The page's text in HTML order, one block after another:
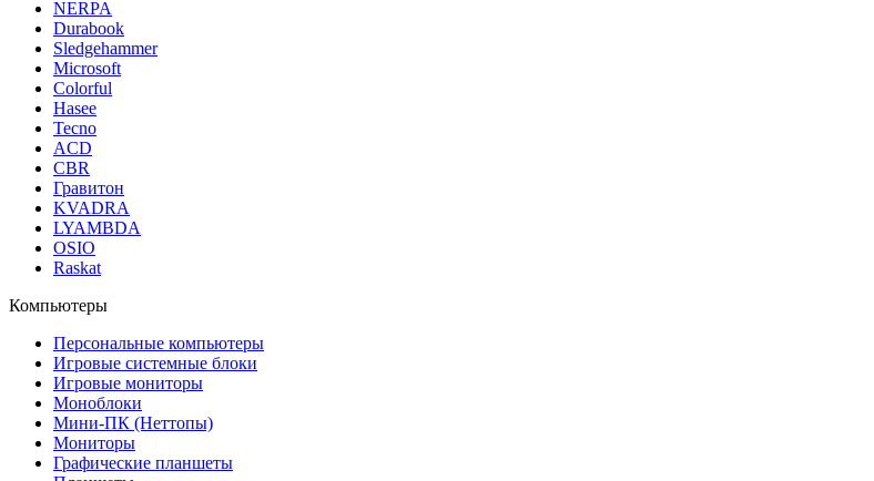
NERPA
Durabook
Sledgehammer
Microsoft
Colorful
Hasee
Tecno
ACD
CBR
Гравитон
KVADRA
LYAMBDA
OSIO
Raskat
Компьютеры
Персональные компьютеры
Игровые системные блоки
Игровые мониторы
Моноблоки
Мини-ПК (Неттопы)
Мониторы
Графические планшеты